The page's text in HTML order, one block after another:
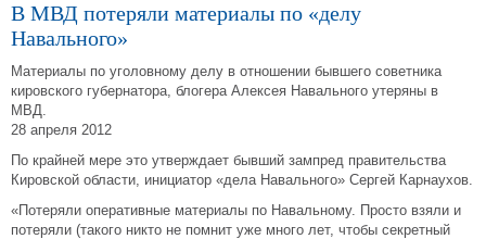
В МВД потеряли материалы по «делу
Навального»
Материалы по уголовному делу в отношении бывшего советника
кировского губернатора, блогера Алексея Навального утеряны в
МВД.
28 апреля 2012
По крайней мере это утверждает бывший зампред правительства
Кировской области, инициатор «дела Навального» Сергей Карнаухов.
«Потеряли оперативные материалы по Навальному. Просто взяли и
потеряли (такого никто не помнит уже много лет, чтобы секретный